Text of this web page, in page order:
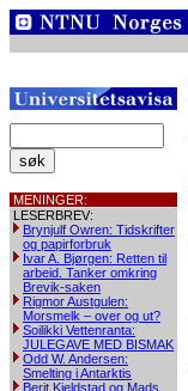
MENINGER:
LESERBREV:
Brynjulf Owren: Tidskrifter
og papirforbruk
Ivar A. Bjørgen: Retten til
arbeid. Tanker omkring
Brevik-saken
Rigmor Austgulen:
Morsmelk – over og ut?
Soilikki Vettenranta:
JULEGAVE MED BISMAK
Odd W. Andersen:
Smelting i Antarktis
Berit Kjeldstad og Mads